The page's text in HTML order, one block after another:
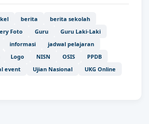
berita
berita sekolah
Foto Guru
Guru Laki-Laki
informasi
jadwal pelajaran
Logo NISN OSIS
PPDB
event Ujian Nasional
UKG Online